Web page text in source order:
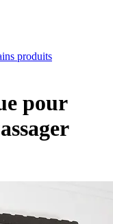
produits
pour